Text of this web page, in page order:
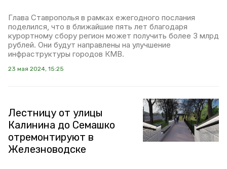
Глава Ставрополья в рамках ежегодного послания
поделился, что в ближайшие пять лет благодаря
курортному сбору регион может получить более 3 млрд
рублей. Они будут направлены на улучшение
инфраструктуры городов КМВ.
23 мая 2024, 15:25
Лестницу от улицы
Калинина до Семашко
отремонтируют в
Железноводске